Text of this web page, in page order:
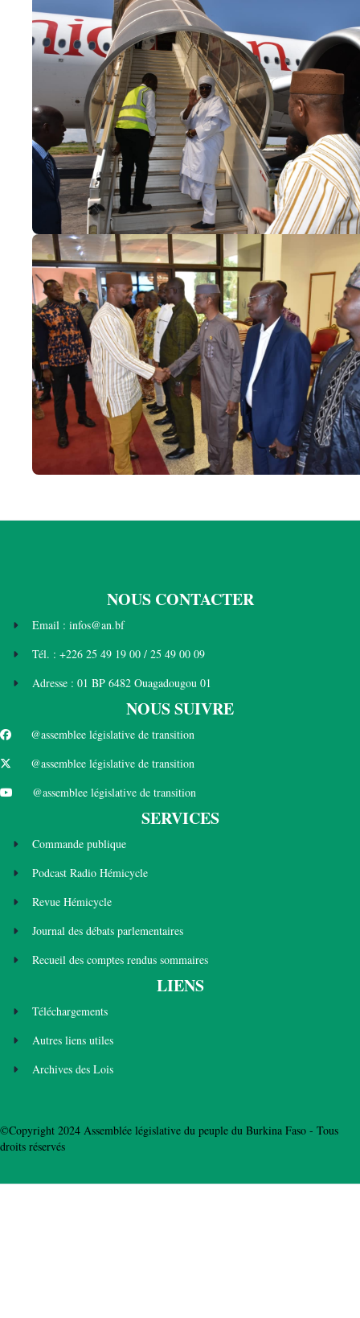
NOUS CONTACTER
Email : infos@an.bf
Tél. : +226 25 49 19 00 / 25 49 00 09
Adresse : 01 BP 6482 Ouagadougou 01
NOUS SUIVRE
@assemblee législative de transition
@assemblee législative de transition
@assemblee législative de transition
SERVICES
Commande publique
Podcast Radio Hémicycle
Revue Hémicycle
Journal des débats parlementaires
Recueil des comptes rendus sommaires
LIENS
Téléchargements
Autres liens utiles
Archives des Lois
©Copyright 2024 Assemblée législative du peuple du Burkina Faso - Tous
droits réservés